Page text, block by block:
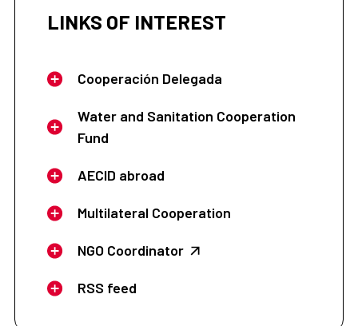
LINKS OF INTEREST
Cooperación Delegada
Water and Sanitation Cooperation
Fund
AECID abroad
Multilateral Cooperation
NGO Coordinator
RSS feed